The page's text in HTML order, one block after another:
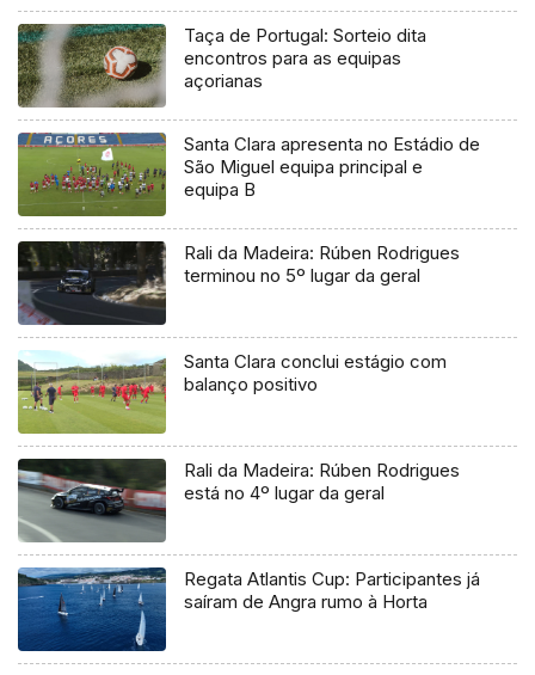
Taça de Portugal: Sorteio dita
encontros para as equipas
açorianas
Santa Clara apresenta no Estádio de
São Miguel equipa principal e
equipa B
Rali da Madeira: Rúben Rodrigues
terminou no 5º lugar da geral
Santa Clara conclui estágio com
balanço positivo
Rali da Madeira: Rúben Rodrigues
está no 4º lugar da geral
Regata Atlantis Cup: Participantes já
saíram de Angra rumo à Horta